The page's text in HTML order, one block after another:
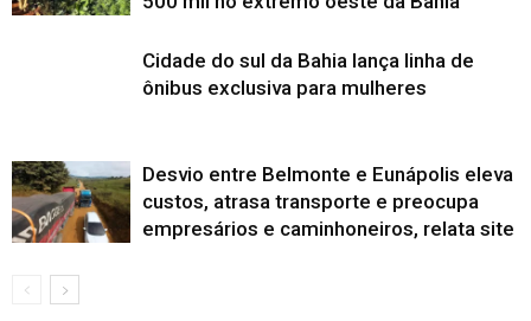
Cidade do sul da Bahia lança linha de
ônibus exclusiva para mulheres
Desvio entre Belmonte e Eunápolis eleva
custos, atrasa transporte e preocupa
empresários e caminhoneiros, relata site